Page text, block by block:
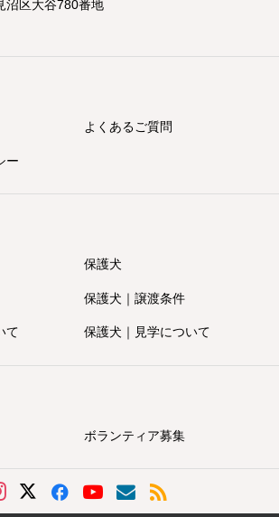
沼区大谷780番地
よくあるご質問
ー
保護犬
保護犬｜譲渡条件
て 保護犬｜見学について
ボランティア募集